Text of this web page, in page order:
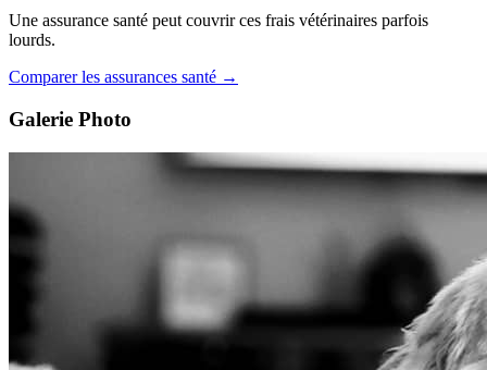
Une assurance santé peut couvrir ces frais vétérinaires parfois
lourds.
Comparer les assurances santé →
Galerie Photo